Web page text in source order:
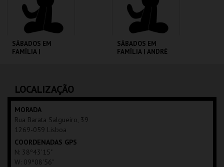
COMPRAR COMPRAR
SÁBADOS EM
FAMÍLIA |
MAIS INFO
COMPRAR
SÁBADOS EM
FAMÍLIA | ANDRÉ
LOCALIZAÇÃO
MORADA
Rua Barata Salgueiro, 39
1269-059 Lisboa
COORDENADAS GPS
N: 38º43'15"
W: 09º08'56"